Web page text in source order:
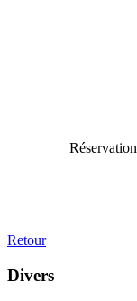
Retour
Divers